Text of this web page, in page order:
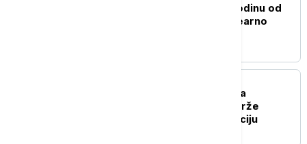
Nagasaki obeležio 81 godinu od
atomske bombe: "Nuklearno
Pentagon vrši pritisak na
odbrambene firme da brže
proizvode oružje i municiju